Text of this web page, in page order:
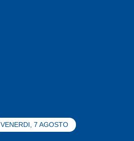
VENERDI, 7 AGOSTO